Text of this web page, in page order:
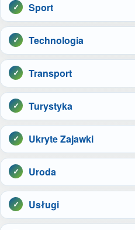
Sport
Technologia
Transport
Turystyka
Ukryte Zajawki
Uroda
Usługi